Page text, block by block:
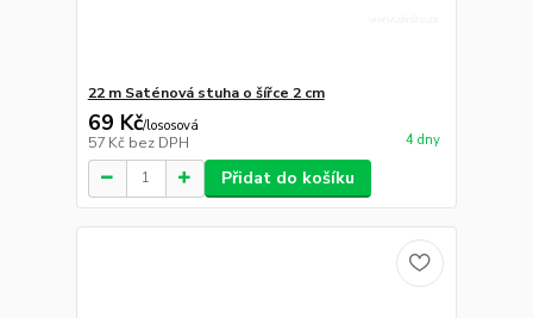
22 m Saténová stuha o šířce 2 cm
69 Kč/lososová
57 Kč bez DPH 4 dny
Přidat do košíku